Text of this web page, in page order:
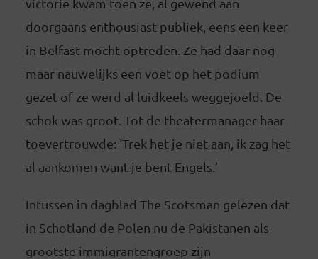
doorgaans enthousiast publiek, eens een keer
in Belfast mocht optreden. Ze had daar nog
maar nauwelijks een voet op het podium
gezet of ze werd al luidkeels weggejoeld. De
schok was groot. Tot de theatermanager haar
toevertrouwde: ‘Trek het je niet aan, ik zag het
al aankomen want je bent Engels.’
Intussen in dagblad The Scotsman gelezen dat
in Schotland de Polen nu de Pakistanen als
grootste immigrantengroep zijn